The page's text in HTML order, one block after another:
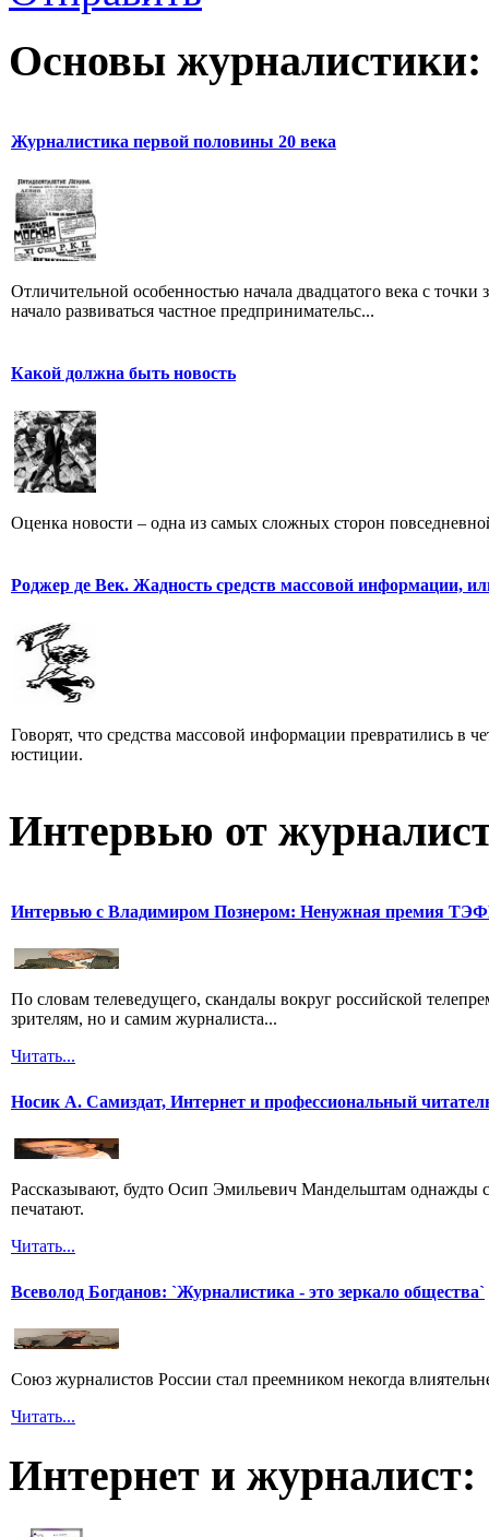
Основы журналистики:
Журналистика первой половины 20 века
Отличительной особенностью начала двадцатого века с
начало развиваться частное предпринимательс...
Какой должна быть новость
Оценка новости – одна из самых сложных сторон
Роджер де Век. Жадность средств массовой информации,
Говорят, что средства массовой информации превратились в
юстиции.
Интервью от
Интервью с Владимиром Познером: Ненужная премия
По словам телеведущего, скандалы вокруг российской
зрителям, но и самим журналиста...
Читать...
Носик А. Самиздат, Интернет и профессиональный
Рассказывают, будто Осип Эмильевич Мандельштам однажды
печатают.
Читать...
Всеволод Богданов: `Журналистика - это зеркало общества`
Союз журналистов России стал преемником некогда
Читать...
Интернет и журналист: